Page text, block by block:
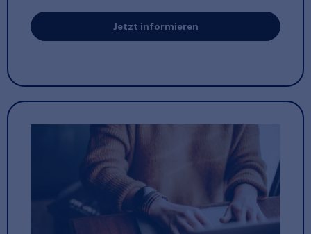
Jetzt informieren